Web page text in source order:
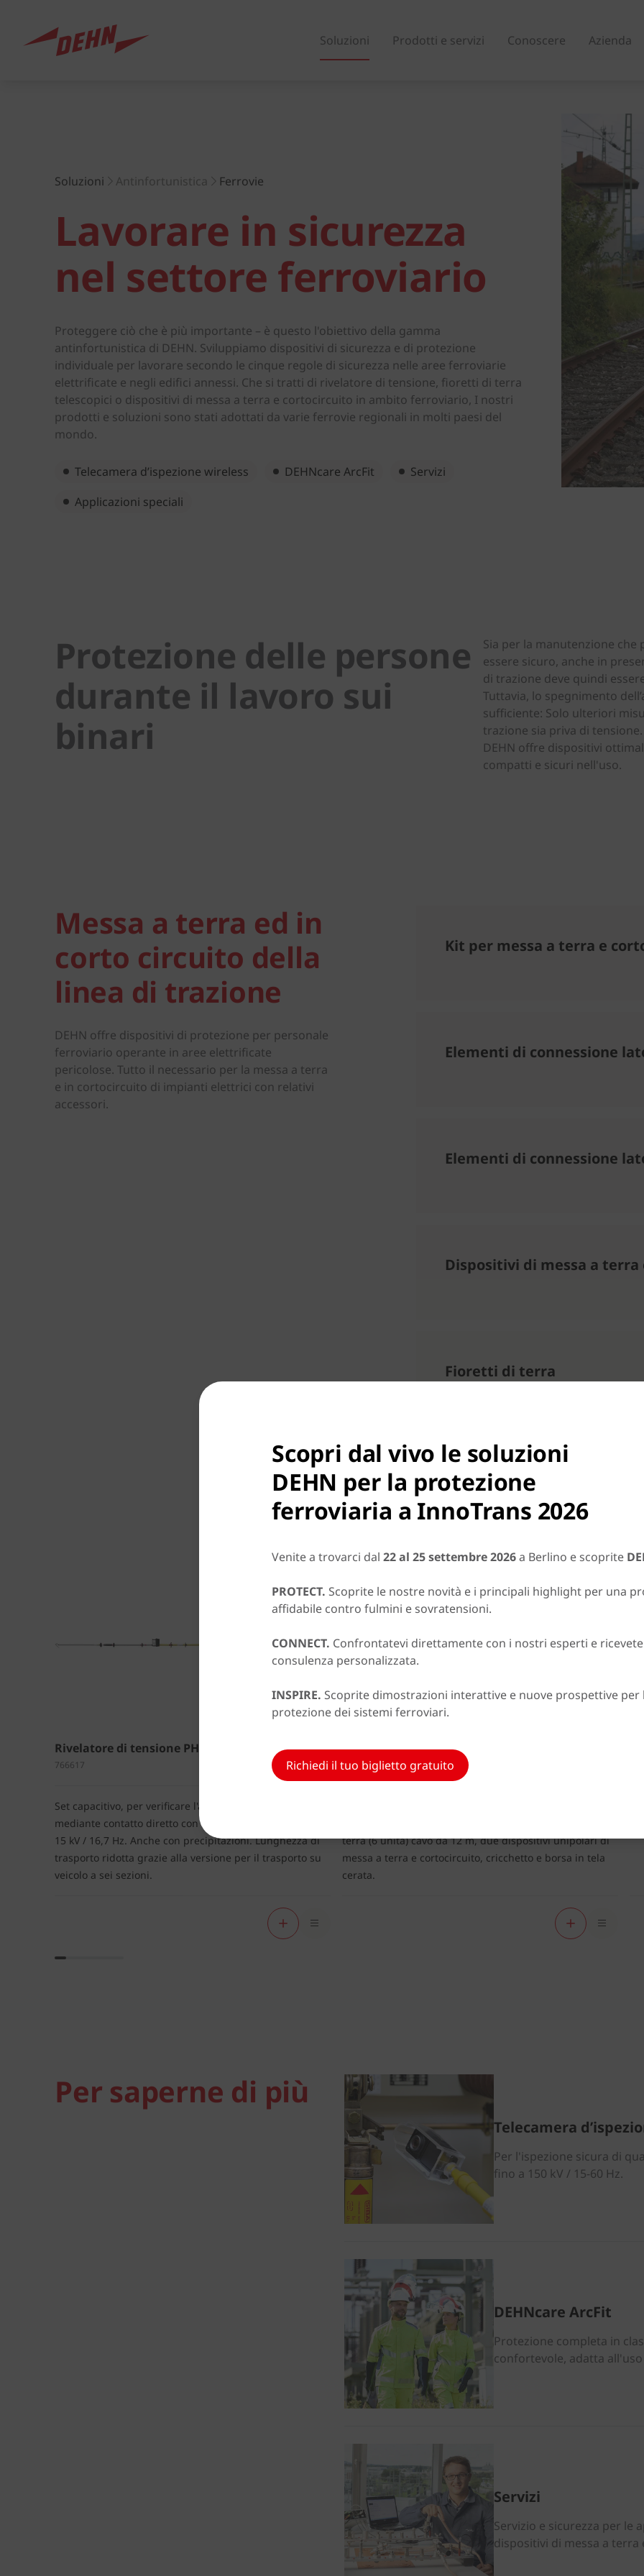
Soluzioni Prodotti e servizi Conoscere Azienda
Europe
America
Asia & Oceania
Africa & Middle East
Belgio
Finlandia
Francia
Regno Unito
Islanda
Norway
Romania
Svezia
Turchia
Ucraina
Soluzioni Antinfortunistica Ferrovie
Lavorare in sicurezza
nel settore ferroviario
Proteggere ciò che è più importante – è questo l'obiettivo della gamma
antinfortunistica di DEHN. Sviluppiamo dispositivi di sicurezza e di protezione
individuale per lavorare secondo le cinque regole di sicurezza nelle aree ferroviarie
elettrificate e negli edifici annessi. Che si tratti di rivelatore di tensione, fioretti di terra
telescopici o dispositivi di messa a terra e cortocircuito in ambito ferroviario, I nostri
prodotti e soluzioni sono stati adottati da varie ferrovie regionali in molti paesi del
mondo.
Telecamera d’ispezione wireless DEHNcare ArcFit
Servizi
Applicazioni speciali
Protezione delle persone
durante il lavoro sui
binari
Sia per la manutenzione
essere sicuro, anche in
di trazione deve quindi
Tuttavia, lo spegnimento
sufficiente: Solo ulteriori
trazione sia priva di tensione.
DEHN offre dispositivi
compatti e sicuri nell'uso.
Messa a terra ed in
corto circuito della
linea di trazione
DEHN offre dispositivi di protezione per personale
ferroviario operante in aree elettrificate
pericolose. Tutto il necessario per la messa a terra
e in cortocircuito di impianti elettrici con relativi
accessori.
Kit per messa a terra e
Elementi di connessione
Elementi di connessione
Dispositivi di messa a
Fioretti di terra
Rivelatore di tensione PHE
766617
Set capacitivo, per verificare l'assenza di tensione
mediante contatto diretto con linee aeree ferroviaria a
15 kV / 16,7 Hz. Anche con precipitazioni. Lunghezza di
trasporto ridotta grazie alla versione per il trasporto su
veicolo a sei sezioni.
Disp. di terra per rotaie cric.
750217
terra (6 unità) cavo da 12 m, due dispositivi unipolari di
messa a terra e cortocircuito, cricchetto e borsa in tela
cerata.
Per saperne di più
Telecamera
Per l'ispezione sicura di
fino a 150 kV / 15-60 Hz.
DEHNcare ArcFit
Protezione completa in
confortevole, adatta
Servizi
Servizio e sicurezza per le
dispositivi di messa a
Scopri dal vivo le soluzioni
DEHN per la protezione
ferroviaria a InnoTrans 2026
Venite a trovarci dal 22 al 25 settembre 2026a Berlino e scoprite
PROTECT. Scoprite le nostre novità e i principali highlight per una
affidabile contro fulmini e sovratensioni.
CONNECT. Confrontatevi direttamente con i nostri esperti e
consulenza personalizzata.
INSPIRE. Scoprite dimostrazioni interattive e nuove prospettive per
protezione dei sistemi ferroviari.
Richiedi il tuo biglietto gratuito